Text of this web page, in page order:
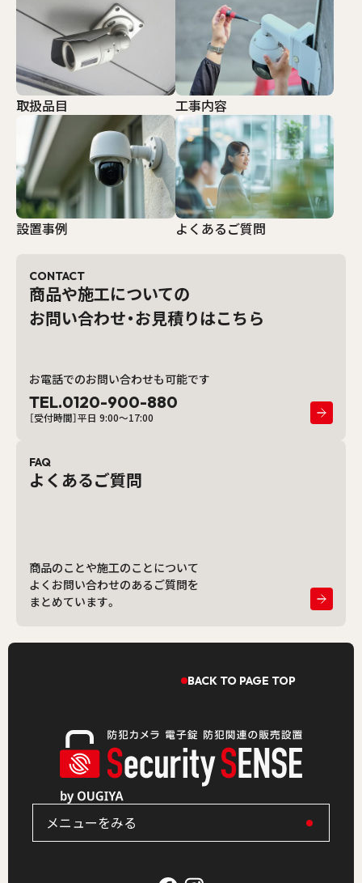
取扱品目 工事内容
設置事例 よくあるご質問
CONTACT
商品や施工についての
お問い合わせ・お見積りはこちら
お電話でのお問い合わせも可能です
TEL.0120-900-880
［受付時間］平日 9:00〜17:00
FAQ
よくあるご質問
商品のことや施工のことについて
よくお問い合わせのあるご質問を
まとめています。
BACK TO PAGE TOP
メニューをみる